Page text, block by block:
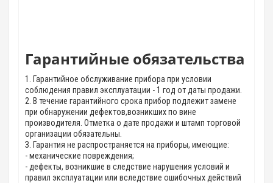
Гарантийные обязательства
1. Гарантийное обслуживание прибора при условии
соблюдения правил эксплуатации - 1 год от даты продажи.
2. В течение гарантийного срока прибор подлежит замене
при обнаружении дефектов,возникших по вине
производителя. Отметка о дате продажи и штамп торговой
организации обязательны.
З. Гарантия не распространяется на приборы, имеющие:
- механические повреждения;
- дефекты, возникшие в следствие нарушения условий и
правил эксплуатации или вследствие ошибочных действий